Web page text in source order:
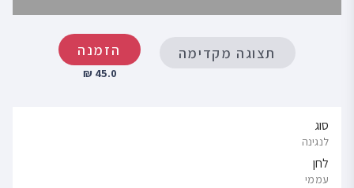
תצוגה מקדימה הזמנה
45.0 ₪
סוג
לנגינה
לחן
עממי